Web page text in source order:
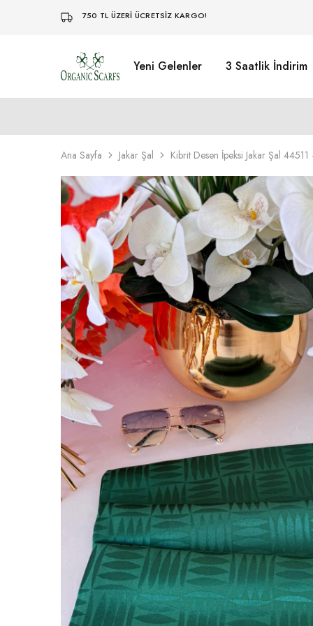
750 TL ÜZERİ ÜCRETSİZ KARGO!
Organikscarf Yeni Gelenler 3 Saatlik İndirim
Ana Sayfa Jakar Şal Kibrit Desen İpeksi Jakar Şal